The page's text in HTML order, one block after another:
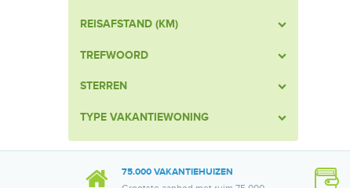
REISAFSTAND (KM)
TREFWOORD
STERREN
TYPE VAKANTIEWONING
75.000 VAKANTIEHUIZEN